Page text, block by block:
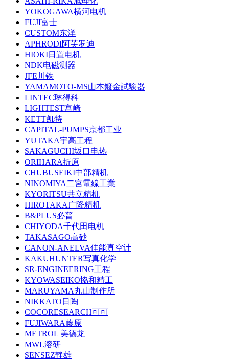
YOKOGAWA横河电机
FUJI富士
CUSTOM东洋
APHRODI阿芙罗迪
HIOKI日置电机
NDK电磁测器
JFE川铁
YAMAMOTO-MS山本鍍金試験器
LINTEC琳得科
LIGHTEST宫崎
KETT凯特
CAPITAL-PUMPS京都工业
YUTAKA宇高工程
SAKAGUCHI坂口电热
ORIHARA折原
CHUBUSEIKI中部精机
NINOMIYA二宮電線工業
KYORITSU共立精机
HIROTAKA广隆精机
B&PLUS必普
CHIYODA千代田电机
TAKASAGO高砂
CANON-ANELVA佳能真空计
KAKUHUNTER写真化学
SR-ENGINEERING工程
KYOWASEIKO協和精工
MARUYAMA丸山制作所
NIKKATO日陶
COCORESEARCH可可
FUJIWARA藤原
METROL 美德龙
MWL溶研
SENSEZ静雄